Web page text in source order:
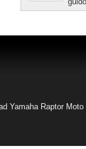
Yamaha Raptor